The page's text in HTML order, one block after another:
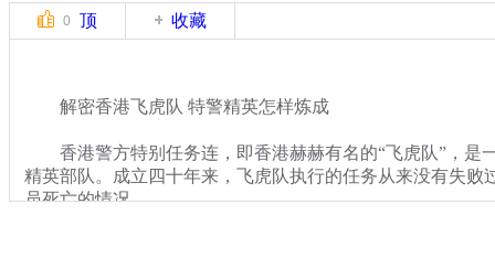
0 顶 收藏
解密香港飞虎队 特警精英怎样炼成
香港警方特别任务连，即香港赫赫有名的“飞虎队”，是
精英部队。成立四十年来，飞虎队执行的任务从来没有失败
员死亡的情况。